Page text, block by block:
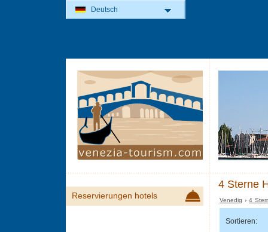
4 Sterne
Venedig ›4
Sortieren:
Reservierungen hotels
Deutsch